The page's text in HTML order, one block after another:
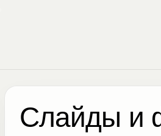
Слайды и